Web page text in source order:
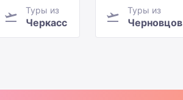
Туры из
Черкасс
Туры из
Черновцов